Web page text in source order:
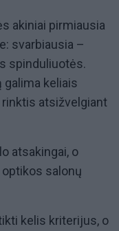
akiniai pirmiausia
svarbiausia –
spinduliuotės.
galima keliais
atsižvelgiant
atsakingai, o
salonų
kelis kriterijus, o